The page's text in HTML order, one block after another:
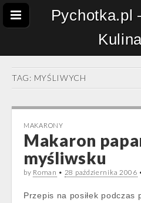
Pychotka.pl
TAG: MYŚLIWYCH
MAKARONY
Makaron
myśliwsku
by Roman • 28 października 2006
Przepis na posiłek podczas